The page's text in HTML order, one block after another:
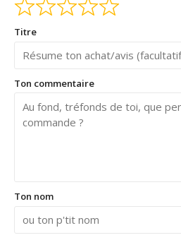
Titre
Ton commentaire
Ton nom